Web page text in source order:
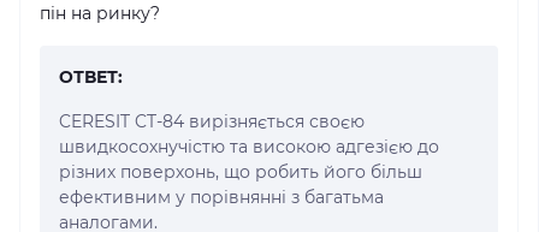
пін на ринку?
ОТВЕТ:
CERESIT CT-84 вирізняється своєю
швидкосохнучістю та високою адгезією до
різних поверхонь, що робить його більш
ефективним у порівнянні з багатьма
аналогами.